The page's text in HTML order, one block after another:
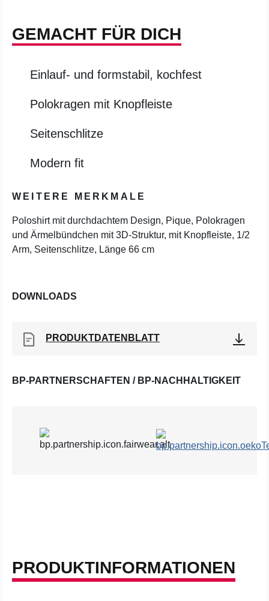
GEMACHT FÜR DICH
Einlauf- und formstabil, kochfest
Polokragen mit Knopfleiste
Seitenschlitze
Modern fit
WEITERE MERKMALE
Poloshirt mit durchdachtem Design, Pique, Polokragen
und Ärmelbündchen mit 3D-Struktur, mit Knopfleiste, 1/2
Arm, Seitenschlitze, Länge 66 cm
DOWNLOADS
PRODUKTDATENBLATT
BP-PARTNERSCHAFTEN / BP-NACHHALTIGKEIT
PRODUKTINFORMATIONEN